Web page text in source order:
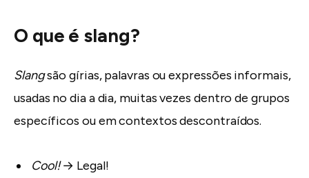
O que é slang?
Slangsão gírias, palavras ou expressões informais,
usadas no dia a dia, muitas vezes dentro de grupos
específicos ou em contextos descontraídos.
Cool!→ Legal!